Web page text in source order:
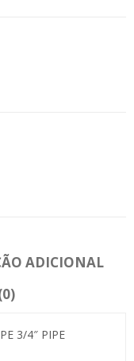
ADICIONAL
3/4″ PIPE